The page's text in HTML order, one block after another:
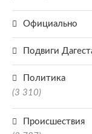
Официально
Подвиги
Политика
(3 310)
Происшествия